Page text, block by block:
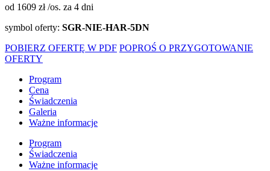
od 1609 zł /os. za 4 dni
symbol oferty: SGR-NIE-HAR-5DN
POBIERZ OFERTĘ W PDF POPROŚ O PRZYGOTOWANIE
OFERTY
Program
Cena
Świadczenia
Galeria
Ważne informacje
Program
Świadczenia
Ważne informacje